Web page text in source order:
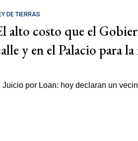
DE TIERRAS
alto costo que el
y en el Palacio para